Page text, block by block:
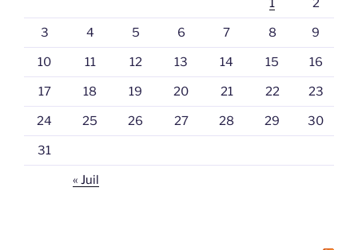
1 2
3 4 5 6 7 8 9
10 11 12 13 14 15 16
17 18 19 20 21 22 23
24 25 26 27 28 29 30
31
« Juil